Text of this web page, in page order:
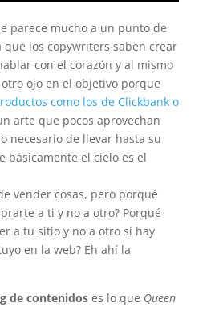
parece mucho a un punto de
los copywriters saben crear
con el corazón y al mismo
ojo en el objetivo porque
como los de Clickbank o
arte que pocos aprovechan
necesario de llevar hasta su
básicamente el cielo es el
vender cosas, pero porqué
a ti y no a otro? Porqué
a tu sitio y no a otro si hay
en la web? Eh ahí la
de contenidoses lo que Queen